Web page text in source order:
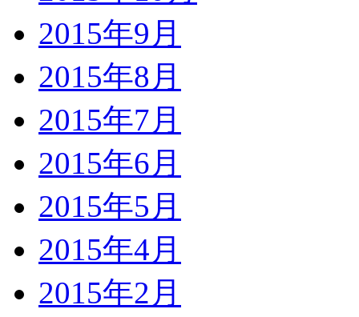
2015年9月
2015年8月
2015年7月
2015年6月
2015年5月
2015年4月
2015年2月